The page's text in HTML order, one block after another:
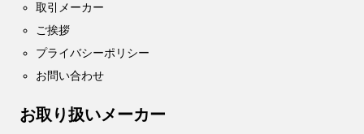
取引メーカー
ご挨拶
プライバシーポリシー
お問い合わせ
お取り扱いメーカー